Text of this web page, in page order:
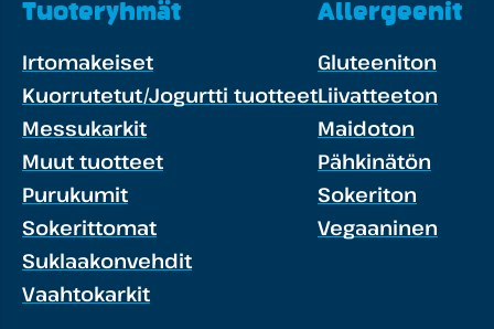
Tuoteryhmät
Irtomakeiset
Kuorrutetut/Jogurtti tuotteet
Messukarkit
Muut tuotteet
Purukumit
Sokerittomat
Suklaakonvehdit
Vaahtokarkit
Allergeenit
Gluteeniton
Liivatteeton
Maidoton
Pähkinätön
Sokeriton
Vegaaninen